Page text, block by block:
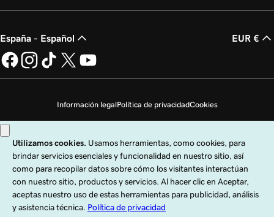
España - Español EUR €
Información legalPolítica de privacidadCookies
Copyright © 1999 - 2026 GoDaddy Operating Company, LLC. Todos los
derechos reservados. La marca denominativa GoDaddy es una marca
registrada de GoDaddy Operating Company, LLC en los EE. UU. y otros países.
El logo "GO" es una marca registrada de GoDaddy.com, LLC en los EE. UU.
El uso de esta web está sujeto a las condiciones de uso indicadas. Al utilizar